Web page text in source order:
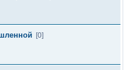
[0]